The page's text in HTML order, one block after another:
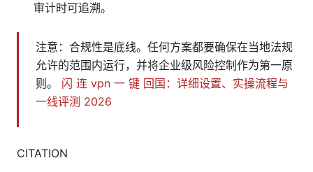
审计时可追溯。
注意：合规性是底线。任何方案都要确保在当地法规
允许的范围内运行，并将企业级风险控制作为第一原
则。 闪 连 vpn 一 键 回国：详细设置、实操流程与
一线评测 2026
CITATION